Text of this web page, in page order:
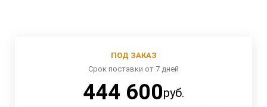
ПОД ЗАКАЗ
Срок поставки от 7 дней
444 600руб.